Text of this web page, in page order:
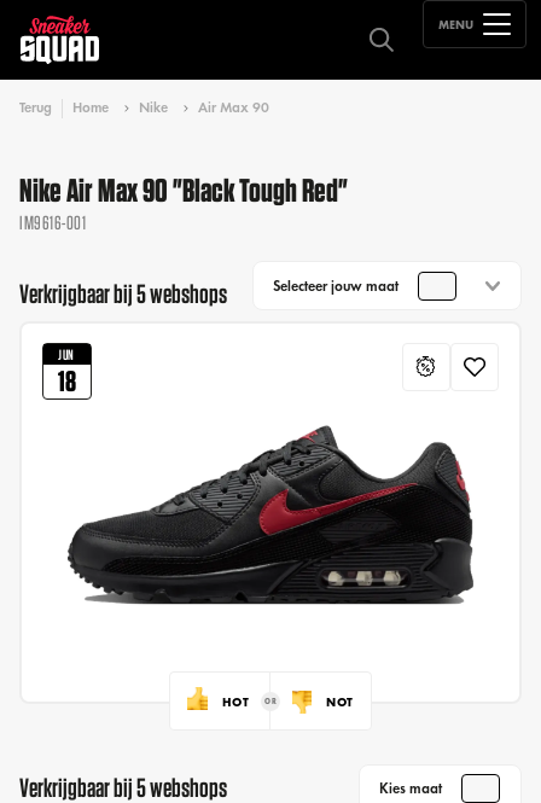
MENU
Terug Home Nike Air Max 90
Nike Air Max 90 "Black Tough Red"
IM9616-001
Verkrijgbaar bij 5 webshops Selecteer jouw maat
JUN
18
HOT NOT
Verkrijgbaar bij 5 webshops Kies maat